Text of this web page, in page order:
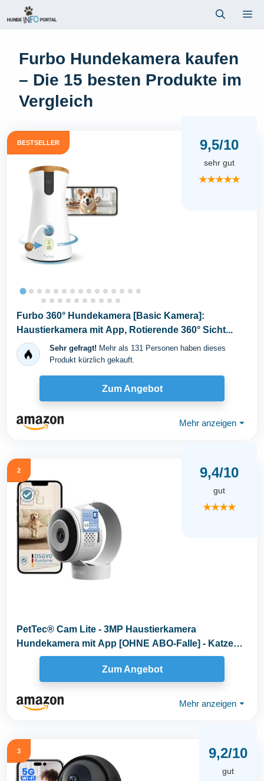
Inhalt
Furbo Hundekamera kaufen
– Die 15 besten Produkte im
Vergleich
BESTSELLER 9,5/10
sehr gut
★★★★★
Furbo 360° Hundekamera [Basic Kamera]:
Haustierkamera mit App, Rotierende 360° Sicht...
Sehr gefragt! Mehr als 131 Personen haben dieses
Produkt kürzlich gekauft.
Zum Angebot
Mehr anzeigen ⏷
2 9,4/10
gut
★★★★
PetTec® Cam Lite - 3MP Haustierkamera
Hundekamera mit App [OHNE ABO-Falle] - Katzen
& Hunde Kamera...
Zum Angebot
Mehr anzeigen ⏷
3 9,2/10
gut